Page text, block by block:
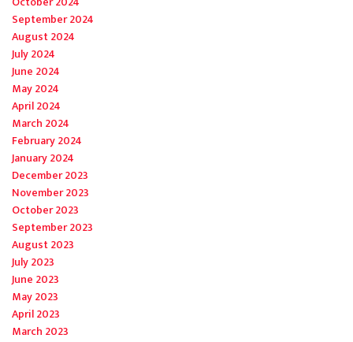
September 2024
August 2024
July 2024
June 2024
May 2024
April 2024
March 2024
February 2024
January 2024
December 2023
November 2023
October 2023
September 2023
August 2023
July 2023
June 2023
May 2023
April 2023
March 2023